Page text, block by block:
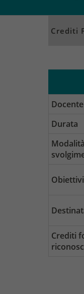
Crediti
Docente
Durata
Obiettivi
Crediti